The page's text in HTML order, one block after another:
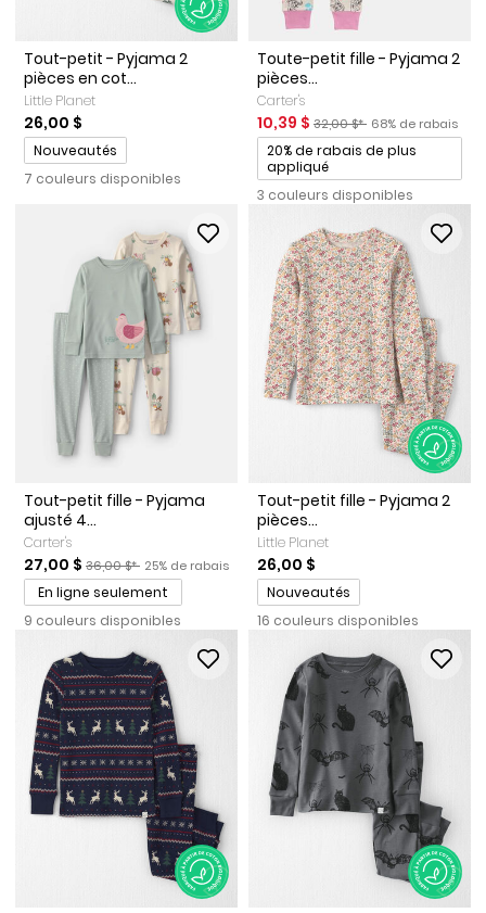
Tout-petit - Pyjama 2
pièces en cot...
Little Planet
26,00 $
Promotions
Nouveautés
7 couleurs disponibles
Toute-petit fille - Pyjama 2
pièces...
Carter's
Prix de solde
10,39 $ Prix ​​de détail suggéré par
32,00 $* Pourcentage de
68% de rabais
Promotions
20% de rabais de plus
appliqué
3 couleurs disponibles
Tout-petit fille - Pyjama
ajusté 4...
Carter's
Prix de solde
27,00 $ Prix ​​de détail suggéré par le fabricant
36,00 $* Pourcentage de rabais
25% de rabais
En ligne seulement
9 couleurs disponibles
Tout-petit fille - Pyjama 2
pièces...
Little Planet
26,00 $
Promotions
Nouveautés
16 couleurs disponibles